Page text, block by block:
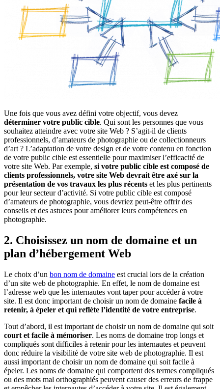
Une fois que vous avez défini votre objectif, vous devez
déterminer votre public cible. Qui sont les personnes que vous
souhaitez atteindre avec votre site Web ? S’agit-il de clients
professionnels, d’amateurs de photographie ou de collectionneurs
d’art ? L’adaptation de votre design et de votre contenu en fonction
de votre public cible est essentielle pour maximiser l’efficacité de
votre site Web. Par exemple, si votre public cible est composé de
clients professionnels, votre site Web devrait être axé sur la
présentation de vos travaux les plus récents et les plus pertinents
pour leur secteur d’activité. Si votre public cible est composé
d’amateurs de photographie, vous devriez peut-être offrir des
conseils et des astuces pour améliorer leurs compétences en
photographie.
2. Choisissez un nom de domaine et un
plan d’hébergement Web
Le choix d’un bon nom de domaine est crucial lors de la création
d’un site web de photographie. En effet, le nom de domaine est
l’adresse web que les internautes vont taper pour accéder à votre
site. Il est donc important de choisir un nom de domaine facile à
retenir, à épeler et qui reflète l’identité de votre entreprise.
Tout d’abord, il est important de choisir un nom de domaine qui soit
court et facile à mémoriser. Les noms de domaine trop longs et
compliqués sont difficiles à retenir pour les internautes et peuvent
donc réduire la visibilité de votre site web de photographie. Il est
aussi important de choisir un nom de domaine qui soit facile à
épeler. Les noms de domaine qui comportent des termes compliqués
ou des mots mal orthographiés peuvent causer des erreurs de frappe